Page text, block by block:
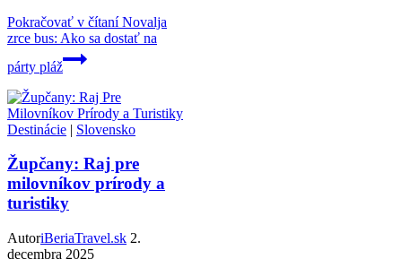
Pokračovať v čítaníNovalja
zrce bus: Ako sa dostať na
párty pláž
Destinácie | Slovensko
Župčany: Raj pre
milovníkov prírody a
turistiky
AutoriBeriaTravel.sk 2.
decembra 2025